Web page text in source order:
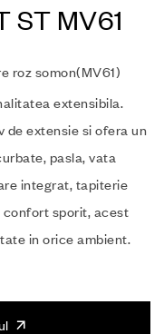
ST MV61
roz somon(MV61)
extensibila.
de extensie si ofera un
pasla, vata
integrat, tapiterie
confort sporit, acest
in orice ambient.